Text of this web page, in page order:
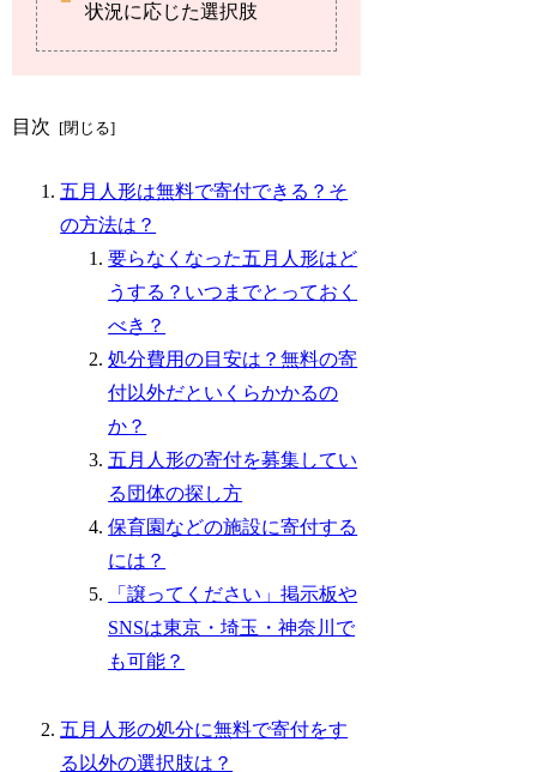
状況に応じた選択肢
目次
五月人形は無料で寄付できる？そ
の方法は？
要らなくなった五月人形はど
うする？いつまでとっておく
べき？
処分費用の目安は？無料の寄
付以外だといくらかかるの
か？
五月人形の寄付を募集してい
る団体の探し方
保育園などの施設に寄付する
には？
「譲ってください」掲示板や
SNSは東京・埼玉・神奈川で
も可能？
五月人形の処分に無料で寄付をす
る以外の選択肢は？